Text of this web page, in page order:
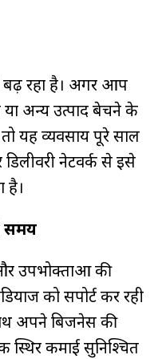
बढ़ रहा है। अगर आप
या अन्य उत्पाद बेचने के
यह व्यवसाय पूरे साल
नेटवर्क से इसे
है।
समय
उपभोक्ताओं की
को सपोर्ट कर रही
अपने बिजनेस की
कमाई सुनिश्चित